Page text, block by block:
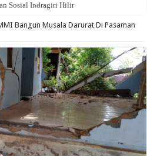
Sosial Indragiri Hilir
Bangun Musala Darurat Di Pasaman